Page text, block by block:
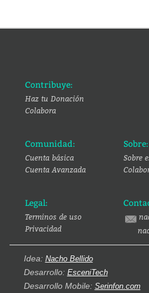
Contribuye:
Haz tu Donación
Colabora
Comunidad:
Cuenta básica
Cuenta Avanzada
Sobre:
Sobre
Legal:
Terminos de uso
Privacidad
Idea: Nacho Bellido
Desarrollo: EsceniTech
Desarrollo Mobile: Serinfon.com